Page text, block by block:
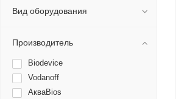
Вид оборудования
Производитель
Biodevice
Vodanoff
АкваBios